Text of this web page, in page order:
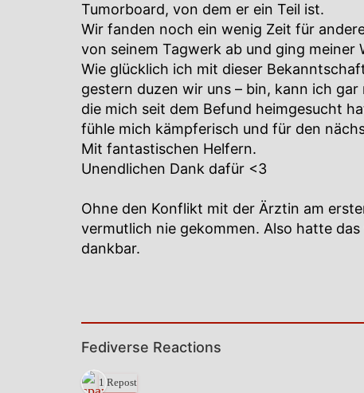
Tumorboard, von dem er ein Teil ist.
Wir fanden noch ein wenig Zeit für
von seinem Tagwerk ab und ging meiner
Wie glücklich ich mit dieser
gestern duzen wir uns – bin, kann ich
die mich seit dem Befund heimgesucht
fühle mich kämpferisch und für den
Mit fantastischen Helfern.
Unendlichen Dank dafür <3
Ohne den Konflikt mit der Ärztin am
vermutlich nie gekommen. Also hatte
dankbar.
Fediverse Reactions
1 Repost